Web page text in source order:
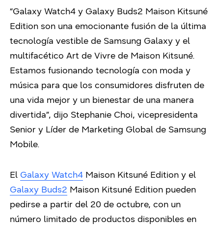
“Galaxy Watch4 y Galaxy Buds2 Maison Kitsuné
Edition son una emocionante fusión de la última
tecnología vestible de Samsung Galaxy y el
multifacético Art de Vivre de Maison Kitsuné.
Estamos fusionando tecnología con moda y
música para que los consumidores disfruten de
una vida mejor y un bienestar de una manera
divertida”, dijo Stephanie Choi, vicepresidenta
Senior y Líder de Marketing Global de Samsung
Mobile.
El Galaxy Watch4 Maison Kitsuné Edition y el
Galaxy Buds2 Maison Kitsuné Edition pueden
pedirse a partir del 20 de octubre, con un
número limitado de productos disponibles en